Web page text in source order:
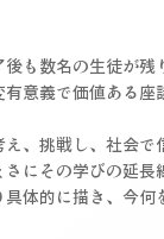
も数名の生徒が
意義で価値ある座
、挑戦し、社会
にその学びの延長
体的に描き、今